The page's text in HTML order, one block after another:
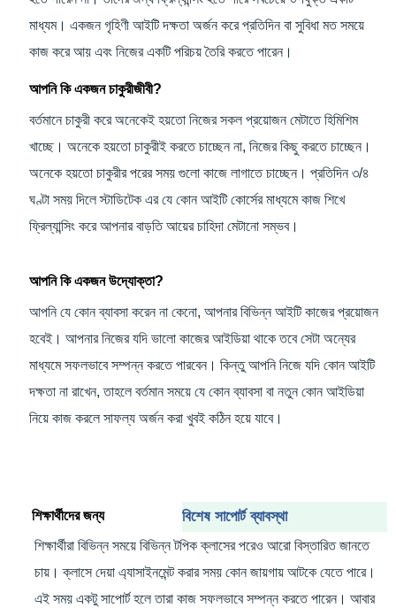
মাধ্যম। একজন গৃহিণী আইটি দক্ষতা অর্জন করে প্রতিদিন বা সুবিধা মত সময়ে
কাজ করে আয় এবং নিজের একটি পরিচয় তৈরি করতে পারেন।
আপনি কি একজন চাকুরীজীবী?
বর্তমানে চাকুরী করে অনেকেই হয়তো নিজের সকল প্রয়োজন মেটাতে হিমিশিম
খাচ্ছে। অনেকে হয়তো চাকুরীই করতে চাচ্ছেন না, নিজের কিছু করতে চাচ্ছেন।
অনেকে হয়তো চাকুরীর পরের সময় গুলো কাজে লাগাতে চাচ্ছেন। প্রতিদিন ৩/৪
ঘণ্টা সময় দিলে স্টাডিটেক এর যে কোন আইটি কোর্সের মাধ্যমে কাজ শিখে
ফ্রিল্যান্সিং করে আপনার বাড়তি আয়ের চাহিদা মেটানো সম্ভব।
আপনি কি একজন উদ্যোক্তা?
আপনি যে কোন ব্যাবসা করেন না কেনো, আপনার বিভিন্ন আইটি কাজের প্রয়োজন
হবেই। আপনার নিজের যদি ভালো কাজের আইডিয়া থাকে তবে সেটা অন্যের
মাধ্যমে সফলভাবে সম্পন্ন করতে পারবেন। কিন্তু আপনি নিজে যদি কোন আইটি
দক্ষতা না রাখেন, তাহলে বর্তমান সময়ে যে কোন ব্যাবসা বা নতুন কোন আইডিয়া
নিয়ে কাজ করলে সাফল্য অর্জন করা খুবই কঠিন হয়ে যাবে।
শিক্ষার্থীদের জন্য বিশেষ সাপোর্ট ব্যাবস্থা
শিক্ষার্থীরা বিভিন্ন সময়ে বিভিন্ন টপিক ক্লাসের পরেও আরো বিস্তারিত জানতে
চায়। ক্লাসে দেয়া এ্যাসাইনমেন্ট করার সময় কোন জায়গায় আটকে যেতে পারে।
এই সময় একটু সাপোর্ট হলে তারা কাজ সফলভাবে সম্পন্ন করতে পারেন। আবার